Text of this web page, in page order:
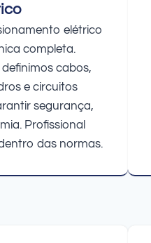
elétrico
completa.
cabos,
e circuitos
segurança,
Profissional
das normas.